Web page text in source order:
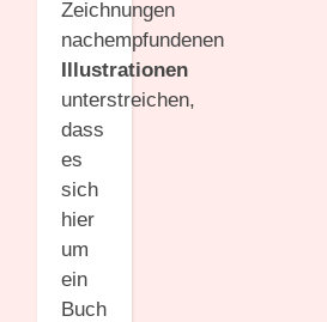
Zeichnungen
nachempfundenen
Illustrationen
unterstreichen,
dass
es
sich
hier
um
ein
Buch